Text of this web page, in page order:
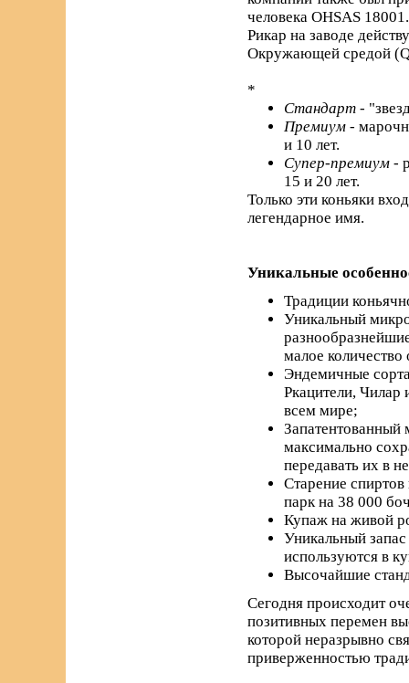
человека OHSAS
Рикар на заводе
Окружающей средой
*
Стандарт -
Премиум -
и 10 лет.
Супер-премиум -
15 и 20 лет.
Только эти коньяки
легендарное имя.
Уникальные
Традиции
Уникальный
малое количество
Эндемичные
Ркацители,
всем мире;
Запатентованный
максимально
передавать их в
Старение
парк на 38 000
Купаж на живой
Уникальный
используются в
Высочайшие
Сегодня происходит
позитивных перемен
которой неразрывно
приверженностью